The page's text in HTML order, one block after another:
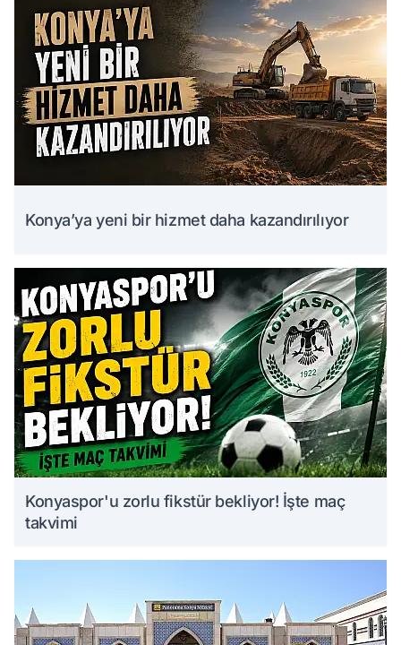
Konya’ya yeni bir hizmet daha kazandırılıyor
Konyaspor'u zorlu fikstür bekliyor! İşte maç
takvimi